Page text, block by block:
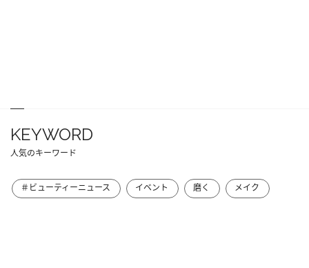
KEYWORD
人気のキーワード
＃ビューティーニュース イベント 磨く メイク